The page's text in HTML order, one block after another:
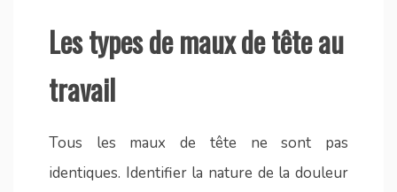
Les types de maux de tête au
travail
Tous les maux de tête ne sont pas
identiques. Identifier la nature de la douleur